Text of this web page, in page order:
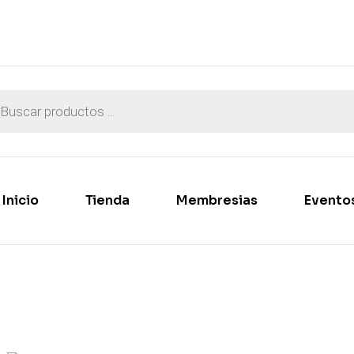
Inicio Tienda Membresias